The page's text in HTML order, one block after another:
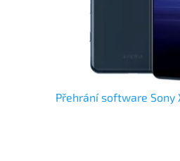
Přehrání software Sony